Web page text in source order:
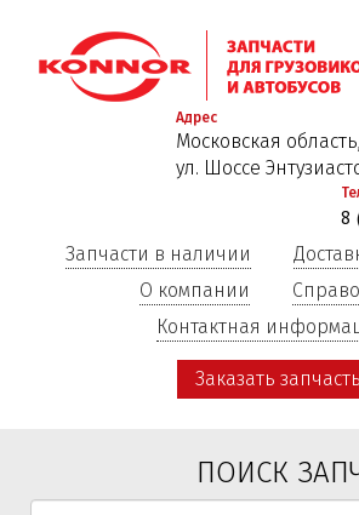
к
Адрес
Московская
ул. Шоссе
8
Запчасти в наличии
О компании
Контактная
Заказать запчасть
ПОИСК